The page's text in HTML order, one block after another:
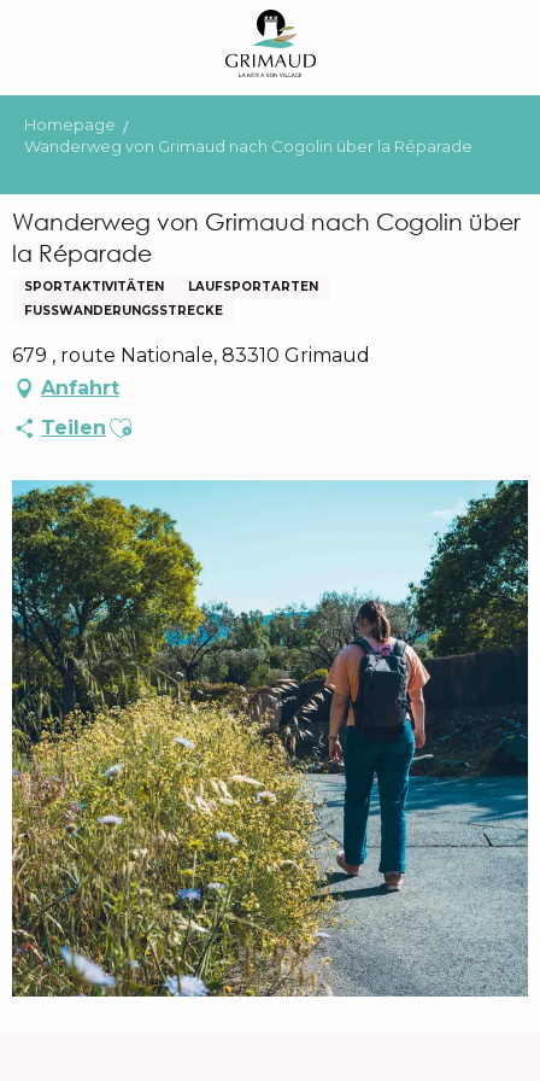
principal
Homepage
Wanderweg von Grimaud nach Cogolin über la Réparade
Wanderweg von Grimaud nach Cogolin über
la Réparade
SPORTAKTIVITÄTEN
LAUFSPORTARTEN
FUSSWANDERUNGSSTRECKE
679 , route Nationale, 83310 Grimaud
Anfahrt
Teilen Ajouter aux favoris